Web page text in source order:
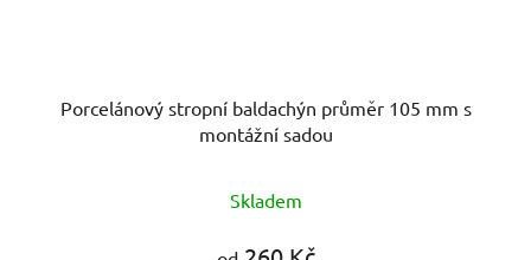
Porcelánový stropní baldachýn průměr 105 mm s
montážní sadou
Skladem